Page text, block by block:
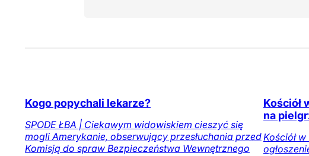
Kogo popychali lekarze?
SPODE ŁBA | Ciekawym widowiskiem cieszyć się
mogli Amerykanie, obserwujący przesłuchania przed
Komisją do spraw Bezpieczeństwa Wewnętrznego
Kościół
na
Kościół